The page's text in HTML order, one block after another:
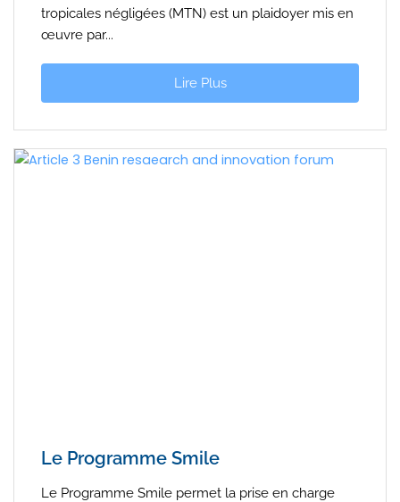
tropicales négligées (MTN) est un plaidoyer mis en
œuvre par...
Lire Plus
Le Programme Smile
Le Programme Smile permet la prise en charge